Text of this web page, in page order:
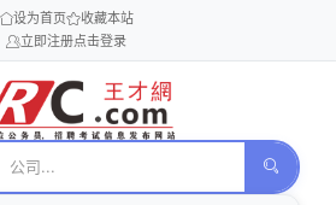
设为首页
收藏本站
立即注册点击登录